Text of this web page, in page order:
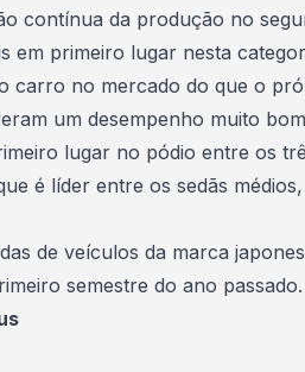
contínua da produção no
em primeiro lugar nesta
carro no mercado do que o
um desempenho muito
lugar no pódio entre os
é líder entre os sedãs
de veículos da marca
semestre do ano passado.